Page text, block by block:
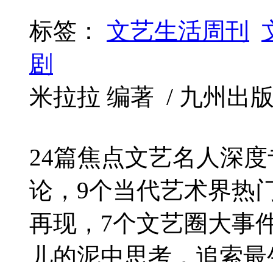
标签： 文艺生活周刊
剧
米拉拉 编著 / 九州出
24篇焦点文艺名人深
论，9个当代艺术界热
再现，7个文艺圈大事
儿的泥中思考，追索